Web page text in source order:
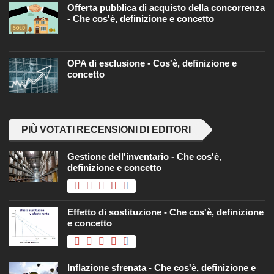
Offerta pubblica di acquisto della concorrenza
- Che cos'è, definizione e concetto
OPA di esclusione - Cos'è, definizione e
concetto
PIÙ VOTATI RECENSIONI DI EDITORI
Gestione dell'inventario - Che cos'è,
definizione e concetto
Effetto di sostituzione - Che cos'è, definizione
e concetto
Inflazione sfrenata - Che cos'è, definizione e